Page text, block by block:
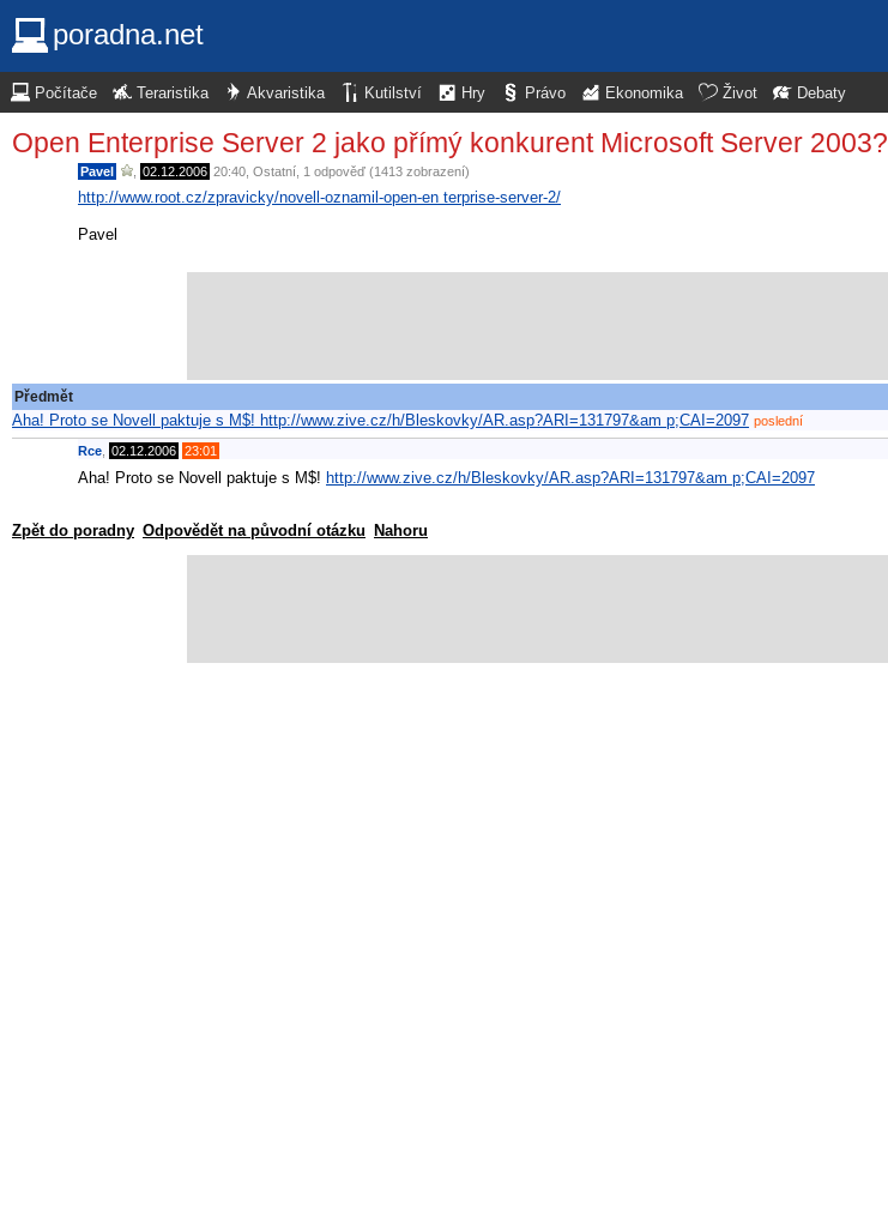
poradna.net
Počítače Teraristika Akvaristika Kutilství Hry Právo Ekonomika Život Debaty
Open Enterprise Server 2 jako přímý konkurent Microsoft Server 2003?
Pavel 02.12.2006 20:40 Ostatní , 1 odpověď (1413 zobrazení)
http://www.root.cz/zpravicky/novell-oznamil-open-en terprise-server-2/
Pavel
Předmět
Aha! Proto se Novell paktuje s M$! http://www.zive.cz/h/Bleskovky/AR.asp?ARI=131797&am p;CAI=2097 poslední
Rce 02.12.2006 23:01
Aha! Proto se Novell paktuje s M$! http://www.zive.cz/h/Bleskovky/AR.asp?ARI=131797&am p;CAI=2097
Zpět do poradny Odpovědět na původní otázku Nahoru